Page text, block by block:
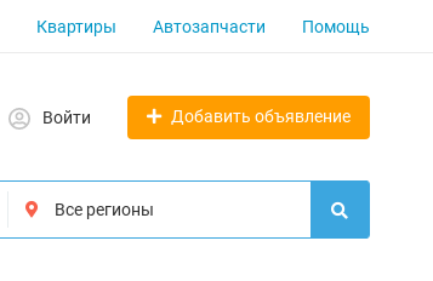
Квартиры Автозапчасти Помощь
Войти Добавить объявление